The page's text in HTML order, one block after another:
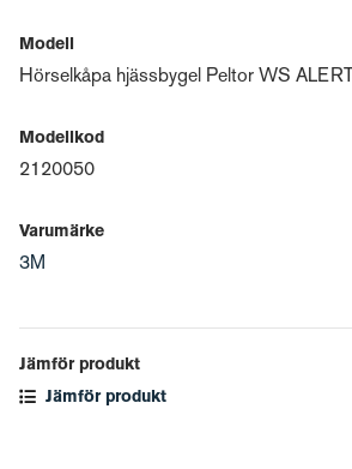
Modell
Hörselkåpa hjässbygel Peltor WS
Modellkod
2120050
Varumärke
3M
Jämför produkt
Jämför produkt